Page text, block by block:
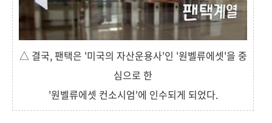
△ 결국, 팬택은 '미국의 자산운용사'인 '원벨류에셋'을 중
심으로 한
'원벨류에셋 컨소시엄'에 인수되게 되었다.